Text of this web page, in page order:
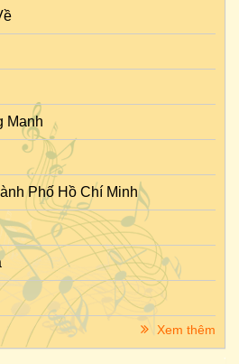
Manh
Phố Hồ Chí Minh
Xem thêm